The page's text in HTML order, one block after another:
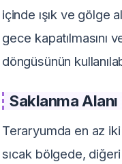
içinde ışık ve gölge
gece kapatılmasını
döngüsünün
Saklanma Alanı
Teraryumda en az iki
sıcak bölgede,